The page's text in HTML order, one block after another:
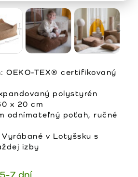
OEKO-TEX® certifikovaný
polystyrén
x 20 cm
odnímateľný poťah, ručné
Vyrábané v Lotyšsku s
izby
7 dní